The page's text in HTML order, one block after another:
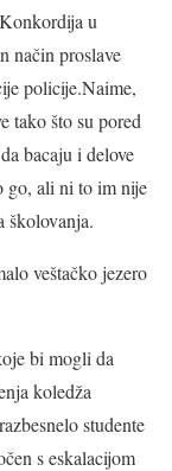
u
način proslave
policije.Naime,
tako što su pored
bacaju i delove
go, ali ni to im nije
školovanja.
veštačko jezero
bi mogli da
koledža
studente
s eskalacijom